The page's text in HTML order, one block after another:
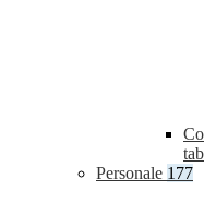
Personale 177